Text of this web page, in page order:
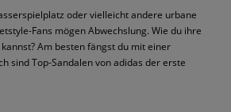
oder vielleicht andere urbane
Fans mögen Abwechslung. Wie du ihre
Am besten fängst du mit einer
sind Top-Sandalen von adidas der erste